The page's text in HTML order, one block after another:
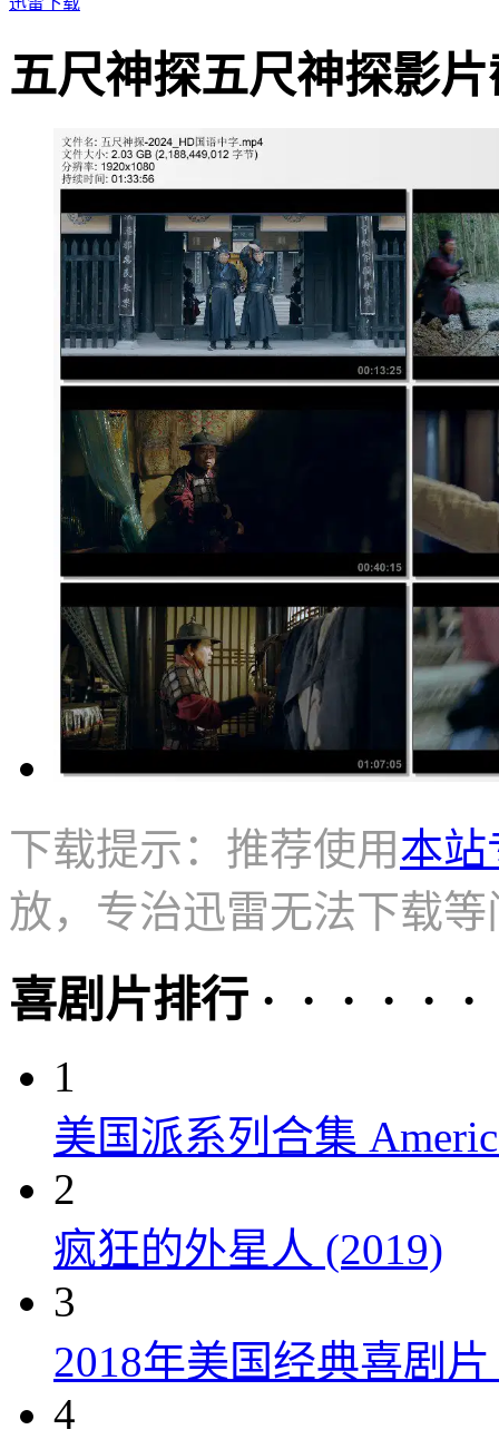
五尺神探五尺神探影片
下载提示：推荐使用本站
放，专治迅雷无法下载等
喜剧片排行 · · · · · ·
1
美国派系列合集
2
疯狂的外星人 (2019)
3
2018年美国经典喜剧
4